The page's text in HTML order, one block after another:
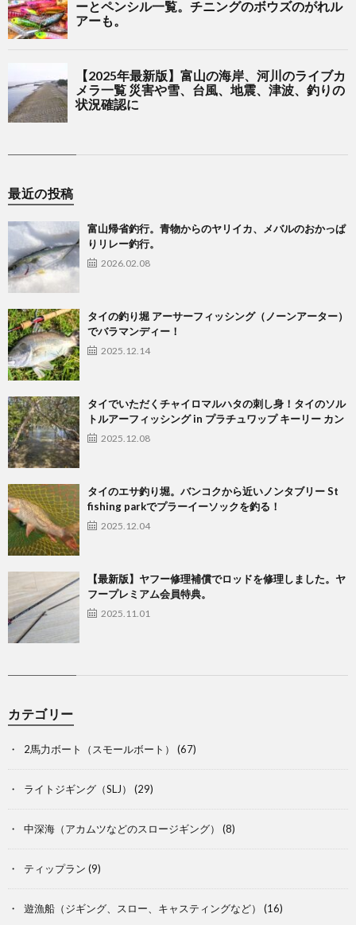
最近の投稿
富山帰省釣行。青物からのヤリイカ、メバルのおかっぱ
りリレー釣行。
2026.02.08
タイの釣り堀 アーサーフィッシング（ノーンアーター）
でバラマンディー！
2025.12.14
タイでいただくチャイロマルハタの刺し身！タイのソル
トルアーフィッシング in プラチュワップ キーリー カン
2025.12.08
タイのエサ釣り堀。バンコクから近いノンタブリー St
fishing parkでプラーイーソックを釣る！
2025.12.04
【最新版】ヤフー修理補償でロッドを修理しました。ヤ
フープレミアム会員特典。
2025.11.01
カテゴリー
2馬力ボート（スモールボート） (67)
ライトジギング（SLJ） (29)
中深海（アカムツなどのスロージギング） (8)
ティップラン (9)
遊漁船（ジギング、スロー、キャスティングなど） (16)